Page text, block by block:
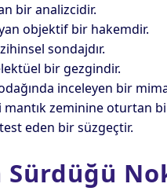
bir analizcidir.
objektif bir hakemdir.
sondajdır.
bir gezgindir.
inceleyen bir
zeminine oturtan
eden bir süzgeçtir.
Sürdüğü